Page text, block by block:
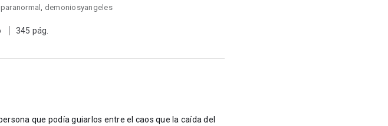
, demoniosyangeles
345 pág.
que podía guiarlos entre el caos que la caída del